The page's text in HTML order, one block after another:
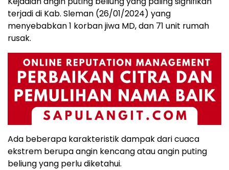
terjadi di Kab. Sleman (26/01/2024) yang
menyebabkan 1 korban jiwa MD, dan 71 unit rumah
rusak.
Ada beberapa karakteristik dampak dari cuaca
ekstrem berupa angin kencang atau angin puting
beliung yang perlu diketahui.